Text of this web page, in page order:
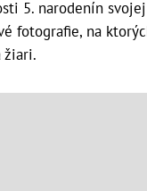
5. narodenín
fotografie, na
žiari.